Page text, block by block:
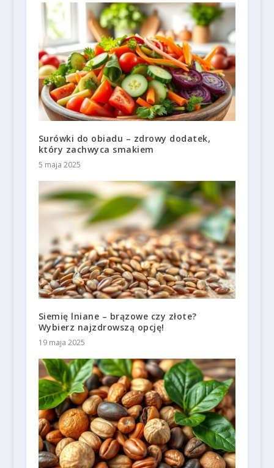
Surówki do obiadu – zdrowy dodatek,
który zachwyca smakiem
5 maja 2025
Siemię lniane – brązowe czy złote?
Wybierz najzdrowszą opcję!
19 maja 2025